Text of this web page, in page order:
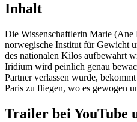
Inhalt
Die Wissenschaftlerin Marie (Ane
norwegische Institut für Gewicht
des nationalen Kilos aufbewahrt
Iridium wird peinlich genau
Partner verlassen wurde,
Paris zu fliegen, wo es gewogen
Trailer bei YouTube